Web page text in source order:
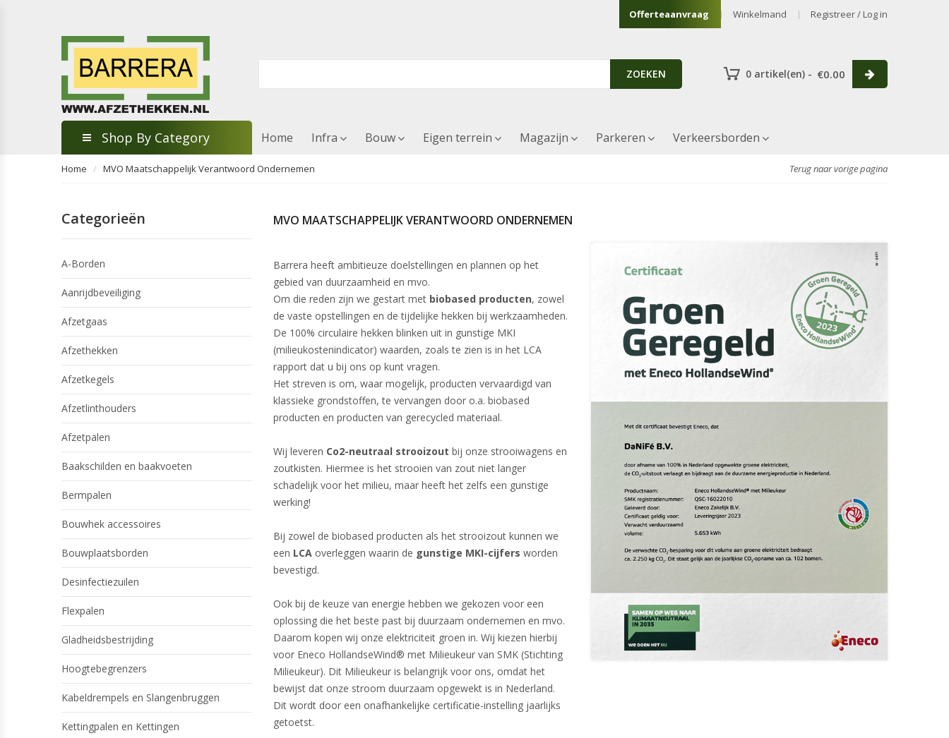
Offerteaanvraag Winkelmand Registreer / Log in
ZOEKEN 0 artikel(en) - €0.00
Shop By Category Home Infra Bouw Eigen terrein Magazijn Parkeren Verkeersborden
Home MVO Maatschappelijk Verantwoord Ondernemen Terug naar vorige pagina
MVO MAATSCHAPPELIJK VERANTWOORD ONDERNEMEN
Barrera heeft ambitieuze doelstellingen en plannen op het
gebied van duurzaamheid en mvo.
Om die reden zijn we gestart met biobased producten, zowel
de vaste opstellingen en detijdelijke hekken bij werkzaamheden.
De 100% circulaire hekken blinken uit in gunstige MKI
(milieukostenindicator) waarden, zoals te zien is in het LCA
rapport dat u bij ons op kunt vragen.
Het streven is om, waar mogelijk, producten vervaardigd van
klassieke grondstoffen, te vervangen door o.a. biobased
producten en producten van gerecycled materiaal.
Wij leveren Co2-neutraal strooizout bij onze strooiwagens en
zoutkisten. Hiermee is het strooien van zout niet langer
schadelijk voor het milieu, maar heeft het zelfs een gunstige
werking!
Bij zowel de biobased producten als het strooizout kunnen we
een LCA overleggen waarin de gunstige MKI-cijfers worden
bevestigd.
Ook bij de keuze van energie hebben we gekozen voor een
oplossing die het beste past bij duurzaam ondernemen en mvo.
Daarom kopen wij onze elektriciteit groen in. Wij kiezen hierbij
voor Eneco HollandseWind® met Milieukeur van SMK (Stichting
Milieukeur). Dit Milieukeur is belangrijk voor ons, omdat het
bewijst dat onze stroom duurzaam opgewekt is in Nederland.
Dit wordt door een onafhankelijke certificatie-instelling jaarlijks
getoetst.
Categorieën
A-Borden
Aanrijdbeveiliging
Afzetgaas
Afzethekken
Afzetkegels
Afzetlinthouders
Afzetpalen
Baakschilden en baakvoeten
Bermpalen
Bouwhek accessoires
Bouwplaatsborden
Desinfectiezuilen
Flexpalen
Gladheidsbestrijding
Hoogtebegrenzers
Kabeldrempels en Slangenbruggen
Kettingpalen en Kettingen